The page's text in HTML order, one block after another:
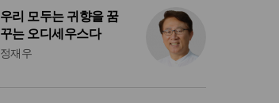
우리 모두는 귀향을 꿈
꾸는 오디세우스다
정재우